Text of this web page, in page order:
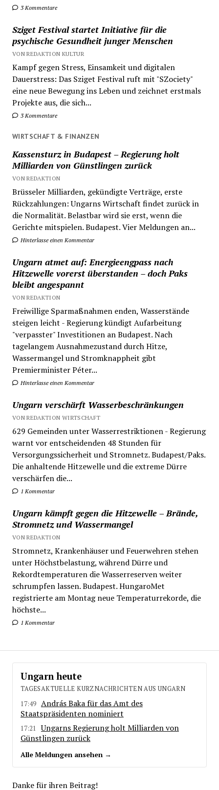
3 Kommentare
Sziget Festival startet Initiative für die
psychische Gesundheit junger Menschen
VON REDAKTION KULTUR
Kampf gegen Stress, Einsamkeit und digitalen
Dauerstress: Das Sziget Festival ruft mit "SZociety"
eine neue Bewegung ins Leben und zeichnet erstmals
Projekte aus, die sich...
3 Kommentare
WIRTSCHAFT & FINANZEN
Kassensturz in Budapest – Regierung holt
Milliarden von Günstlingen zurück
VON REDAKTION
Brüsseler Milliarden, gekündigte Verträge, erste
Rückzahlungen: Ungarns Wirtschaft findet zurück in
die Normalität. Belastbar wird sie erst, wenn die
Gerichte mitspielen. Budapest. Vier Meldungen an...
Hinterlasse einen Kommentar
Ungarn atmet auf: Energieengpass nach
Hitzewelle vorerst überstanden – doch Paks
bleibt angespannt
VON REDAKTION
Freiwillige Sparmaßnahmen enden, Wasserstände
steigen leicht - Regierung kündigt Aufarbeitung
"verpasster" Investitionen an Budapest. Nach
tagelangem Ausnahmezustand durch Hitze,
Wassermangel und Stromknappheit gibt
Premierminister Péter...
Hinterlasse einen Kommentar
Ungarn verschärft Wasserbeschränkungen
VON REDAKTION WIRTSCHAFT
629 Gemeinden unter Wasserrestriktionen - Regierung
warnt vor entscheidenden 48 Stunden für
Versorgungssicherheit und Stromnetz. Budapest/Paks.
Die anhaltende Hitzewelle und die extreme Dürre
verschärfen die...
1 Kommentar
Ungarn kämpft gegen die Hitzewelle – Brände,
Stromnetz und Wassermangel
VON REDAKTION
Stromnetz, Krankenhäuser und Feuerwehren stehen
unter Höchstbelastung, während Dürre und
Rekordtemperaturen die Wasserreserven weiter
schrumpfen lassen. Budapest. HungaroMet
registrierte am Montag neue Temperaturrekorde, die
höchste...
1 Kommentar
Ungarn heute
TAGESAKTUELLE KURZNACHRICHTEN AUS UNGARN
17:49 András Baka für das Amt des
Staatspräsidenten nominiert
17:21
Ungarns Regierung holt Milliarden von
Günstlingen zurück
Alle Meldungen ansehen →
Danke für ihren Beitrag!